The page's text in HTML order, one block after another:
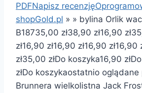
PDFNapisz recenzję
shopGold.pl » » bylina Orlik
B18735,00 zł38,90 zł16,90 zł
zł16,90 zł16,90 zł16,90 zł16,90
zł35,00 złDo koszyka16,90 zł
złDo koszykaostatnio oglądane
Brunnera wielkolistna Jack